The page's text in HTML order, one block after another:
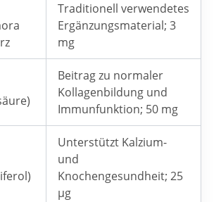
Traditionell verwendetes
Ergänzungsmaterial; 3
mg
Beitrag zu normaler
Kollagenbildung und
Immunfunktion; 50 mg
Unterstützt Kalzium-
und
Knochengesundheit; 25
µg